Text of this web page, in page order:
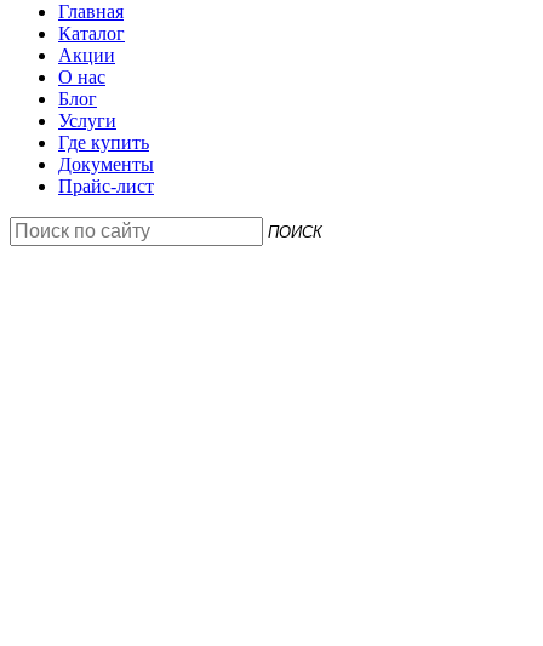
Главная
Каталог
Акции
О нас
Блог
Услуги
Где купить
Документы
Прайс-лист
ПОИСК